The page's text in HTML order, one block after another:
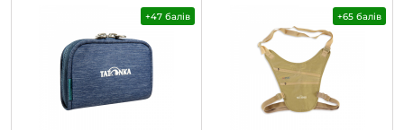
+47 балів +65 балів